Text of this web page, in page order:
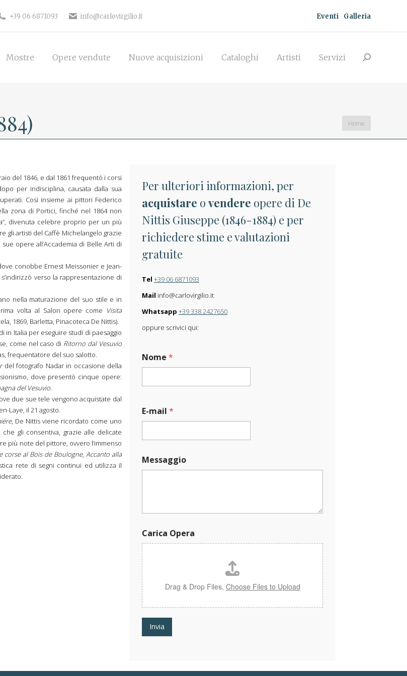
+39 06 6871093 info@carlovirgilio.it Eventi Galleria
Mostre Opere vendute Nuove acquisizioni Cataloghi Artisti Servizi Search:
You are here:
Home
del 1846, e dal 1861 frequentò i corsi
per indisciplina, causata dalla sua
Così insieme ai pittori Federico
zona di Portici, finché nel 1864 non
divenuta celebre proprio per un più
gli artisti del Caffè Michelangelo grazie
opere all’Accademia di Belle Arti di
conobbe Ernest Meissonier e Jean-
verso la rappresentazione di
nella maturazione del suo stile e in
volta al Salon opere come Visita
1869, Barletta, Pinacoteca De Nittis).
in Italia per eseguire studi di paesaggio
come nel caso di Ritorno dal Vesuvio
frequentatore del suo salotto.
del fotografo Nadar in occasione della
dove presentò cinque opere:
del Vesuvio.
due sue tele vengono acquistate dal
Laye, il 21 agosto.
, De Nittis viene ricordato come uno
gli consentiva, grazie alle delicate
più note del pittore, ovvero l’immenso
corse al Bois de Boulogne,Accanto alla
rete di segni continui ed utilizza il
Per ulteriori informazioni, per
acquistare o vendere opere di De
Nittis Giuseppe (1846-1884) e per
richiedere stime e valutazioni
gratuite
Tel +39 06 6871093
Mail info@carlovirgilio.it
Whatsapp +39 338 2427650
oppure scrivici qui:
Nome *
E-mail *
p
e
r
a
N
o
m
e
Messaggio
Carica Opera
Drag & Drop Files, Choose Files to Upload
Invia